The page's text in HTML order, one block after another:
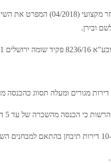
ביום 7.2.2018 פרסמה
ובירן.
של עד 5 דירות מגורים תיחשב כהכנסה פאסיבית.